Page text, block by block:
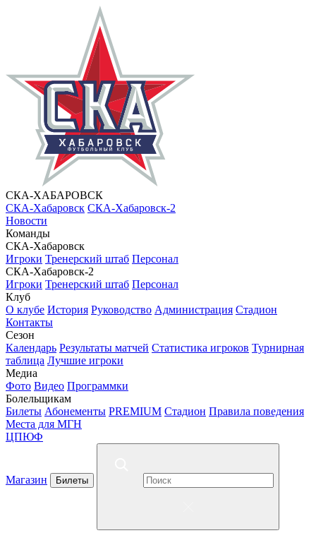
СКА-ХАБАРОВСК
СКА-Хабаровск СКА-Хабаровск-2
Новости
Команды
СКА-Хабаровск
Игроки Тренерский штаб Персонал
СКА-Хабаровск-2
Игроки Тренерский штаб Персонал
Клуб
О клубе История Руководство Администрация Стадион
Контакты
Сезон
Календарь Результаты матчей Статистика игроков Турнирная
таблица Лучшие игроки
Медиа
Фото Видео Программки
Болельщикам
Билеты Абонементы PREMIUM Стадион Правила поведения
Места для МГН
ЦПЮФ
Магазин Билеты